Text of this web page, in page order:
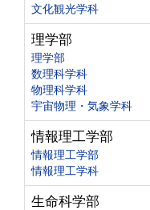
文化観光学科
理学部
理学部
数理科学科
物理科学科
宇宙物理・気象学科
情報理工学部
情報理工学部
情報理工学科
生命科学部